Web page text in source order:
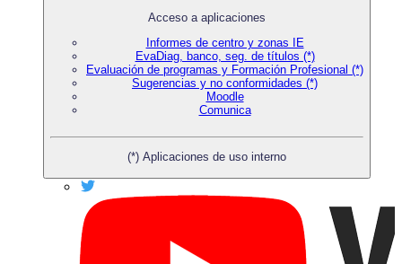
Acceso a aplicaciones
Informes de centro y zonas IE
EvaDiag, banco, seg. de títulos (*)
Evaluación de programas y Formación Profesional (*)
Sugerencias y no conformidades (*)
Moodle
Comunica
(*) Aplicaciones de uso interno